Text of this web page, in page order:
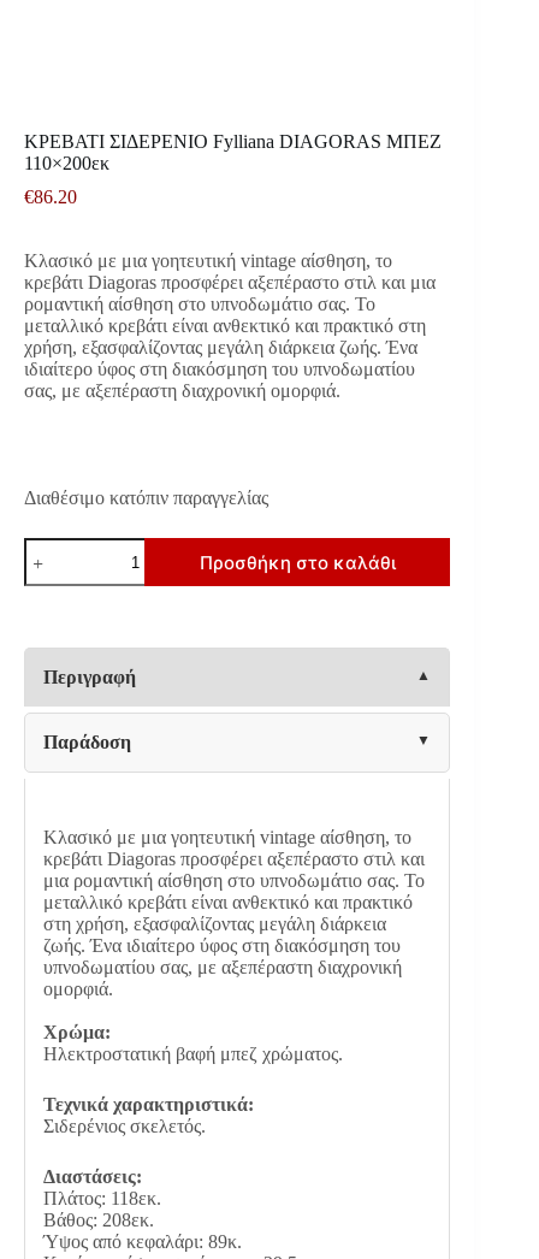
ΚΡΕΒΑΤΙ ΣΙΔΕΡΕΝΙΟ Fylliana DIAGORAS ΜΠΕΖ
110×200εκ
€86.20
Κλασικό με μια γοητευτική vintage αίσθηση, το
κρεβάτι Diagoras προσφέρει αξεπέραστο στιλ και μια
ρομαντική αίσθηση στο υπνοδωμάτιο σας. Το
μεταλλικό κρεβάτι είναι ανθεκτικό και πρακτικό στη
χρήση, εξασφαλίζοντας μεγάλη διάρκεια ζωής. Ένα
ιδιαίτερο ύφος στη διακόσμηση του υπνοδωματίου
σας, με αξεπέραστη διαχρονική ομορφιά.
Διαθέσιμο κατόπιν παραγγελίας
ΚΡΕΒΑΤΙ
ΣΙΔΕΡΕΝΙΟ
Fylliana
110x200εκ
ποσότητα
Προσθήκη στο καλάθι
Περιγραφή
Παράδοση
Κλασικό με μια γοητευτική vintage αίσθηση, το
κρεβάτι Diagoras προσφέρει αξεπέραστο στιλ και
μια ρομαντική αίσθηση στο υπνοδωμάτιο σας. Το
μεταλλικό κρεβάτι είναι ανθεκτικό και πρακτικό
στη χρήση, εξασφαλίζοντας μεγάλη διάρκεια
ζωής. Ένα ιδιαίτερο ύφος στη διακόσμηση του
υπνοδωματίου σας, με αξεπέραστη διαχρονική
ομορφιά.
Χρώμα:
Ηλεκτροστατική βαφή μπεζ χρώματος.
Τεχνικά χαρακτηριστικά:
Σιδερένιος σκελετός.
Διαστάσεις:
Πλάτος: 118εκ.
Βάθος: 208εκ.
Ύψος από κεφαλάρι: 89κ.